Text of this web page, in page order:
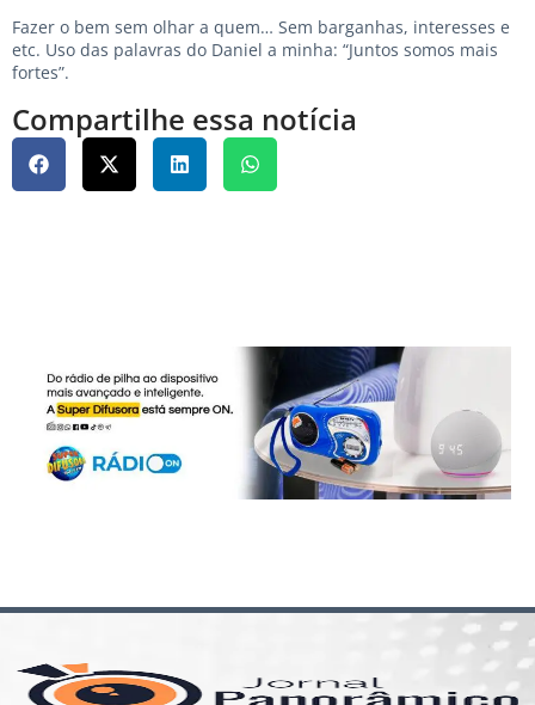
Fazer o bem sem olhar a quem… Sem barganhas, interesses e
etc. Uso das palavras do Daniel a minha: “Juntos somos mais
fortes”.
Compartilhe essa notícia